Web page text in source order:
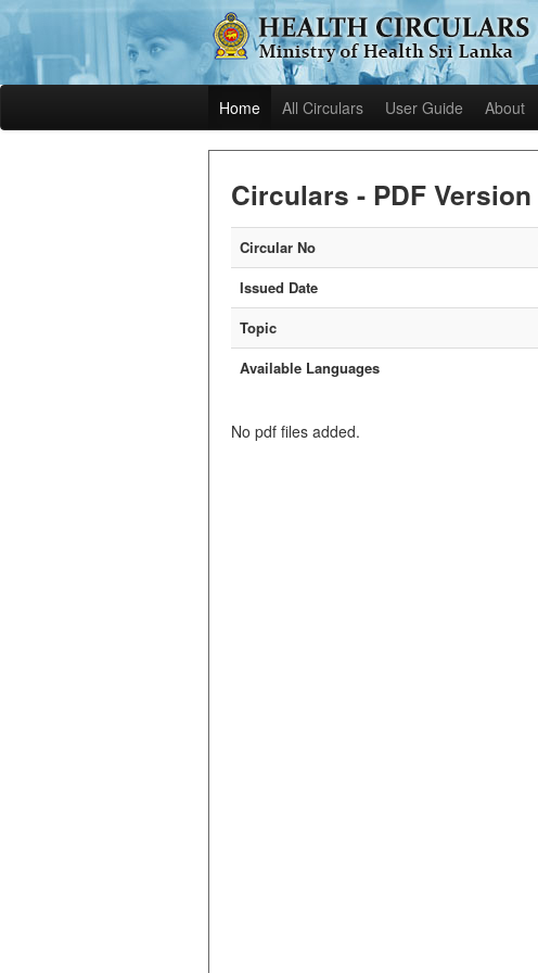
Home All Circulars User Guide About
Circulars - PDF Version
Circular No
Issued Date
Topic
Available Languages
No pdf files added.